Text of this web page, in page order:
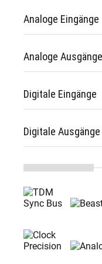
Analoge Eingänge
Analoge Ausgänge
Digitale Eingänge
Digitale Ausgänge